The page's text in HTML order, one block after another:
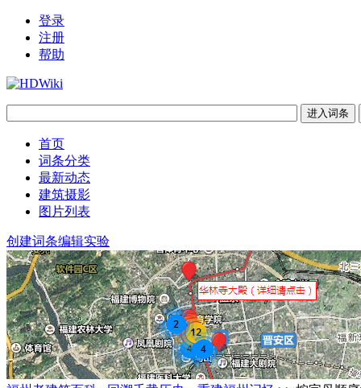
登录
注册
帮助
首页
词条分类
最新动态
建筑摄影
图片列表
创建词条编辑实验